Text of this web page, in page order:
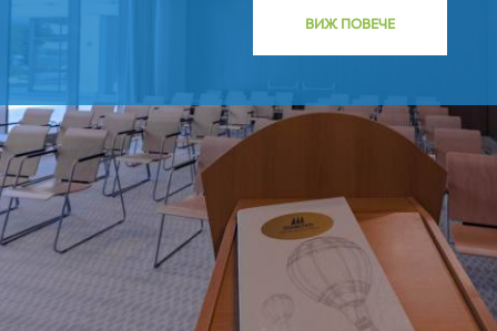
ВИЖ ПОВЕЧЕ